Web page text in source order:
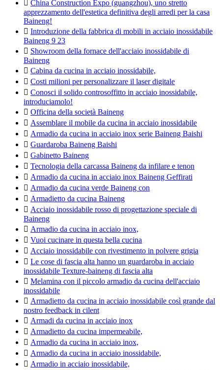
China Construction Expo (guangzhou), uno stretto
apprezzamento dell'estetica definitiva degli arredi per la casa
Baineng!
 Introduzione della fabbrica di mobili in acciaio inossidabile
Baineng 9 23
 Showroom della fornace dell'acciaio inossidabile di
Baineng
 Cabina da cucina in acciaio inossidabile,
 Costi milioni per personalizzare il laser digitale
 Conosci il solido controsoffitto in acciaio inossidabile,
introduciamolo!
 Officina della società Baineng
 Assemblare il mobile da cucina in acciaio inossidabile
 Armadio da cucina in acciaio inox serie Baineng Baishi
 Guardaroba Baineng Baishi
 Gabinetto Baineng
 Tecnologia della carcassa Baineng da infilare e tenon
 Armadio da cucina in acciaio inox Baineng Geffirati
 Armadio da cucina verde Baineng con
 Armadietto da cucina Baineng
 Acciaio inossidabile rosso di progettazione speciale di
Baineng
 Armadio da cucina in acciaio inox,
 Vuoi cucinare in questa bella cucina
 Acciaio inossidabile con rivestimento in polvere grigia
 Le cose di fascia alta hanno un guardaroba in acciaio
inossidabile Texture-baineng di fascia alta
 Melamina con il piccolo armadio da cucina dell'acciaio
inossidabile
 Armadietto da cucina in acciaio inossidabile così grande dal
nostro feedback in cilent
 Armadi da cucina in acciaio inox
 Armadietto da cucina impermeabile,
 Armadio da cucina in acciaio inox,
 Armadio da cucina in acciaio inossidabile,
 Armadio in acciaio inossidabile,